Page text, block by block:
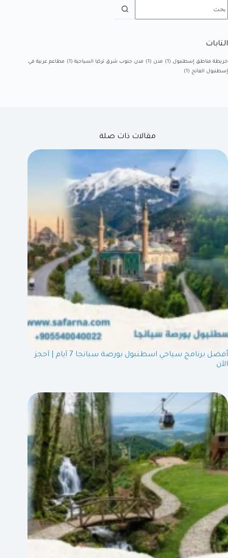
التابات
خريطة مناطق إسطنبول (1) مدن (1) مدن جنوب شرق تركيا السياحية (1)
مطاعم عربية في
إسطنبول الفاتح (1)
مقالات ذات صلة
أفضل برنامج سياحي اسطنبول بورصة سبانجا 7 أيام | أحجز
الآن